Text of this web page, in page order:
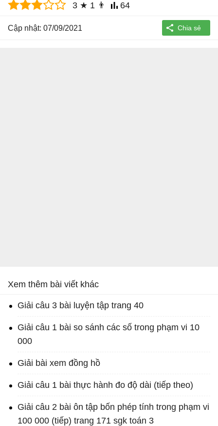
3 ★ 1 👨 64
Cập nhật: 07/09/2021
Xem thêm bài viết khác
Giải câu 3 bài luyện tập trang 40
Giải câu 1 bài so sánh các số trong phạm vi 10
000
Giải bài xem đồng hồ
Giải câu 1 bài thực hành đo độ dài (tiếp theo)
Giải câu 2 bài ôn tập bốn phép tính trong phạm vi
100 000 (tiếp) trang 171 sgk toán 3